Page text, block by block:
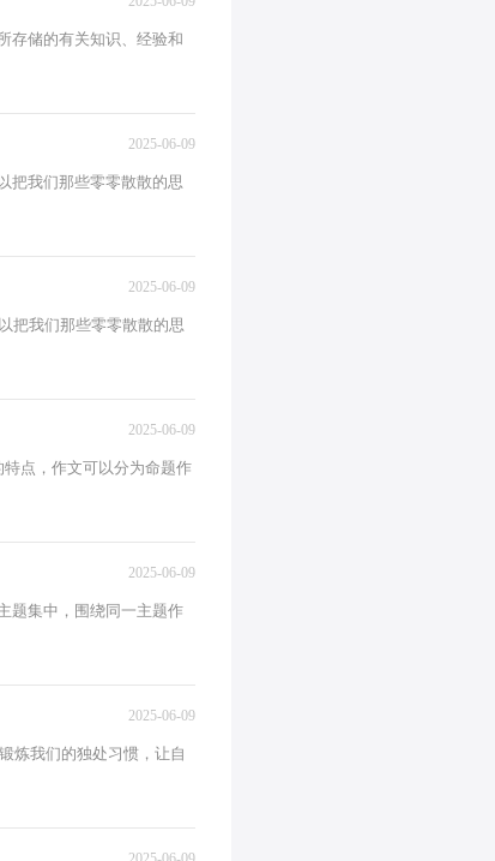
存储的有关知识、经验和
2025-06-09
把我们那些零零散散的思
2025-06-09
把我们那些零零散散的思
2025-06-09
点，作文可以分为命题作
2025-06-09
题集中，围绕同一主题作
2025-06-09
炼我们的独处习惯，让自